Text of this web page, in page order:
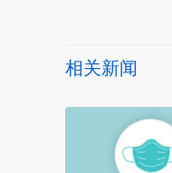
相关新闻